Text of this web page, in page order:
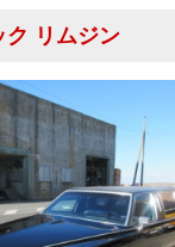
ク リムジン